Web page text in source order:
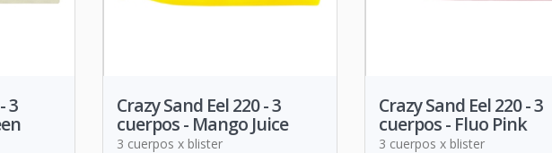
3 Crazy Sand Eel 220 - 3
cuerpos - Mango Juice
3 cuerpos x blister
Crazy Sand Eel 220 - 3
cuerpos - Fluo Pink
3 cuerpos x blister